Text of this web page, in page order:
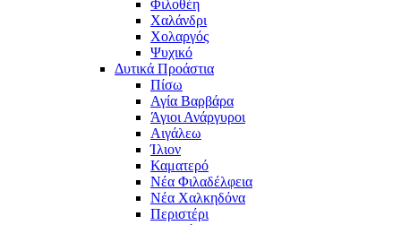
Φιλοθέη
Χαλάνδρι
Χολαργός
Ψυχικό
Δυτικά Προάστια
Πίσω
Αγία Βαρβάρα
Άγιοι Ανάργυροι
Αιγάλεω
Ίλιον
Καματερό
Νέα Φιλαδέλφεια
Νέα Χαλκηδόνα
Περιστέρι